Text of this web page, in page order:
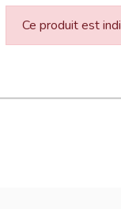
Ce produit est